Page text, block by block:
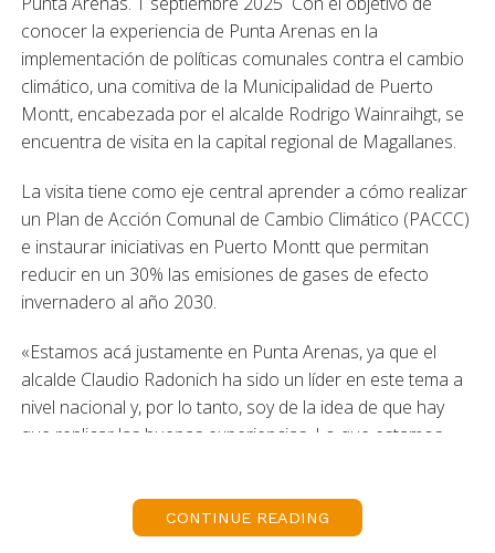
conocer la experiencia de Punta Arenas en la
implementación de políticas comunales contra el cambio
climático, una comitiva de la Municipalidad de Puerto
Montt, encabezada por el alcalde Rodrigo Wainraihgt, se
encuentra de visita en la capital regional de Magallanes.
La visita tiene como eje central aprender a cómo realizar
un Plan de Acción Comunal de Cambio Climático (PACCC)
e instaurar iniciativas en Puerto Montt que permitan
reducir en un 30% las emisiones de gases de efecto
invernadero al año 2030.
«Estamos acá justamente en Punta Arenas, ya que el
alcalde Claudio Radonich ha sido un líder en este tema a
nivel nacional y, por lo tanto, soy de la idea de que hay
que replicar las buenas experiencias. Lo que estamos
positiva experiencia que ha tenido Punta Arenas en
CONTINUE READING